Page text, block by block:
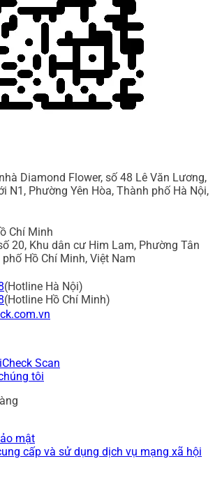
Diamond Flower, số 48 Lê Văn Lương,
N1, Phường Yên Hòa, Thành phố Hà Nội,
Chí Minh
20, Khu dân cư Him Lam, Phường Tân
Hồ Chí Minh, Việt Nam
(Hotline Hà Nội)
(Hotline Hồ Chí Minh)
Scan
tôi
mật
cấp và sử dụng dịch vụ mạng xã hội